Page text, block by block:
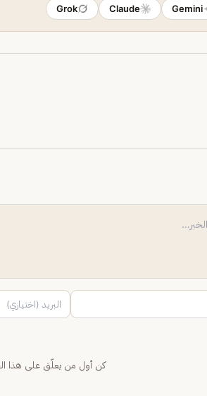
Gemini
Claude
Grok
كن أول من يعلّق على هذا